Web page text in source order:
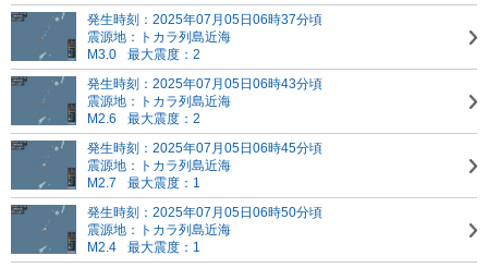
発生時刻：2025年07月05日06時37分頃
震源地：トカラ列島近海
M3.0
最大震度：2
発生時刻：2025年07月05日06時43分頃
震源地：トカラ列島近海
M2.6
最大震度：2
発生時刻：2025年07月05日06時45分頃
震源地：トカラ列島近海
M2.7
最大震度：1
発生時刻：2025年07月05日06時50分頃
震源地：トカラ列島近海
M2.4
最大震度：1